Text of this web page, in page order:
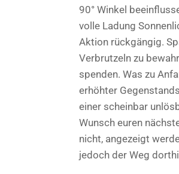
90° Winkel
volle Ladung
Aktion rückgängig.
Verbrutzeln zu
spenden. Was zu
erhöhter
einer scheinbar
Wunsch euren
nicht, angezeigt
jedoch der Weg